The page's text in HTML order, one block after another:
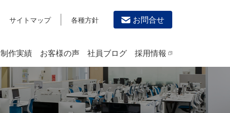
サイトマップ 各種方針 お問合せ
デザイン作成・印刷サービス
PRINTING
制作実績 お客様の声 社員ブログ 採用情報